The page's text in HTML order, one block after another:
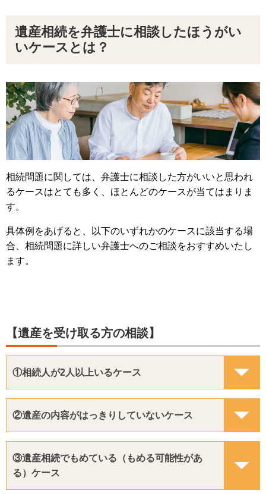
遺産相続を弁護士に相談したほうがい
いケースとは？
相続問題に関しては、弁護士に相談した方がいいと思われ
るケースはとても多く、ほとんどのケースが当てはまりま
す。
具体例をあげると、以下のいずれかのケースに該当する場
合、相続問題に詳しい弁護士へのご相談をおすすめいたし
ます。
【遺産を受け取る方の相談】
①相続人が2人以上いるケース
②遺産の内容がはっきりしていないケース
③遺産相続でもめている（もめる可能性があ
る）ケース